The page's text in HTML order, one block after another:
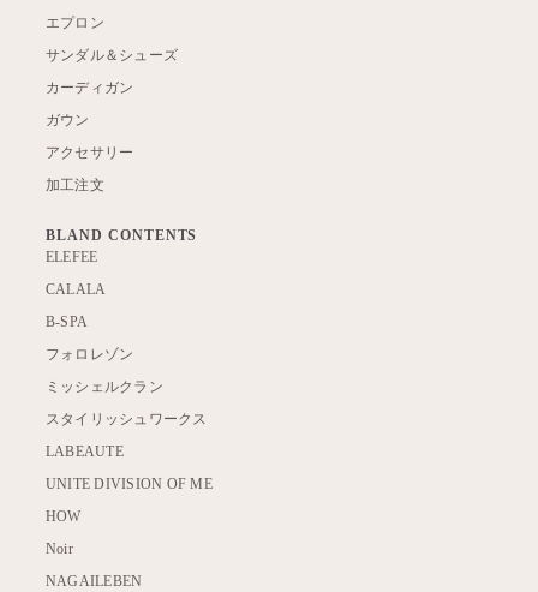
エプロン
サンダル＆シューズ
カーディガン
ガウン
アクセサリー
加工注文
BLAND CONTENTS
ELEFEE
CALALA
B-SPA
フォロレゾン
ミッシェルクラン
スタイリッシュワークス
LABEAUTE
UNITE DIVISION OF ME
HOW
Noir
NAGAILEBEN